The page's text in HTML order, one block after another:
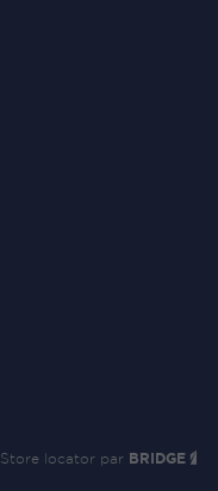
Store locator par BRIDGE